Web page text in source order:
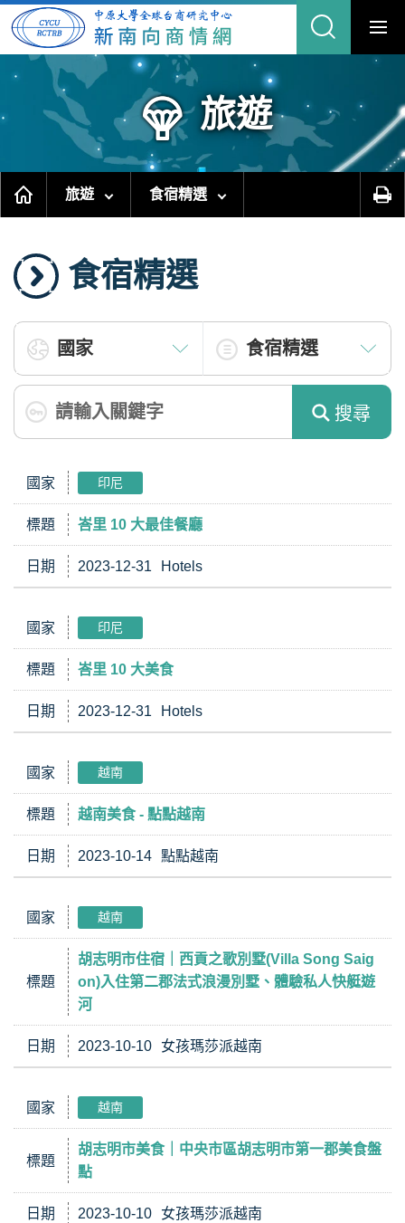
跳
主
要
旅遊
旅遊 食宿精選
食宿精選
搜尋
國家 印尼
標題 峇里 10 大最佳餐廳
日期 2023-12-31 Hotels
國家 印尼
標題 峇里 10 大美食
日期 2023-12-31 Hotels
國家 越南
標題 越南美食 - 點點越南
日期 2023-10-14 點點越南
國家 越南
標題
胡志明市住宿｜西貢之歌別墅(Villa Song Saig
on)入住第二郡法式浪漫別墅、體驗私人快艇遊
河
日期 2023-10-10 女孩瑪莎派越南
國家 越南
標題
胡志明市美食｜中央市區胡志明市第一郡美食盤
點
日期 2023-10-10 女孩瑪莎派越南